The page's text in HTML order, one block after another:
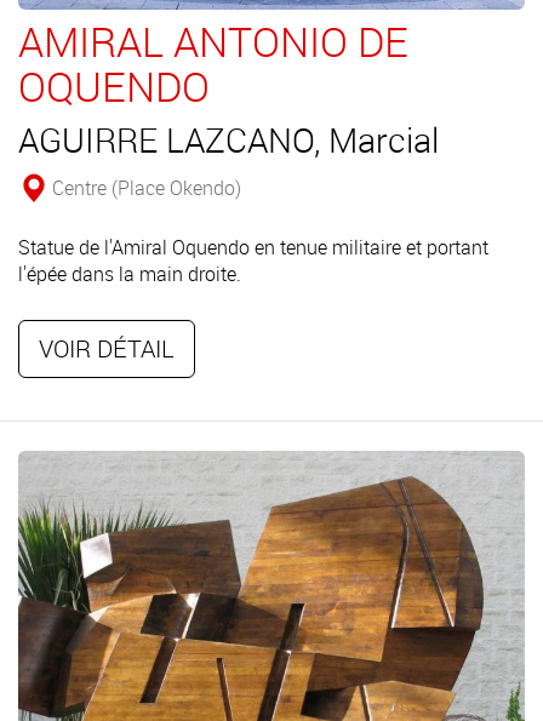
AMIRAL ANTONIO DE
OQUENDO
AGUIRRE LAZCANO, Marcial
Centre (Place Okendo)
Statue de l'Amiral Oquendo en tenue militaire et portant
l'épée dans la main droite.
VOIR DÉTAIL